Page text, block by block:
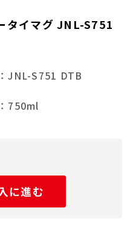
タイマグ JNL-S751
：JNL-S751 DTB
：750ml
に進む